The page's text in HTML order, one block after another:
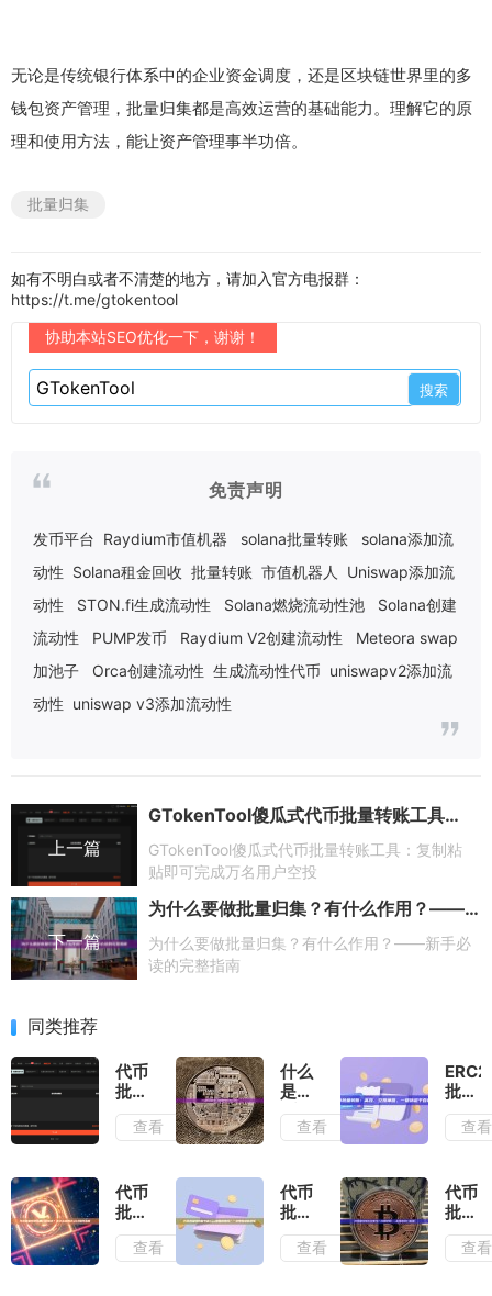
无论是传统银行体系中的企业资金调度，还是区块链世界里的多
钱包资产管理，批量归集都是高效运营的基础能力。理解它的原
理和使用方法，能让资产管理事半功倍。
批量归集
如有不明白或者不清楚的地方，请加入官方电报群：
https://t.me/gtokentool
协助本站SEO优化一下，谢谢！
免责声明
发币平台 Raydium市值机器 solana批量转账
solana添加流
动性 Solana租金回收 批量转账 市值机器人
Uniswap添加流
动性
STON.fi生成流动性 Solana燃烧流动性池
Solana创建
流动性
PUMP发币 Raydium V2创建流动性
Meteora swap
加池子
Orca创建流动性 生成流动性代币 uniswapv2添加流
动性 uniswap v3添加流动性
上一篇
GTokenTool傻瓜式代币批量转账工具：复制粘贴即可完成万名用户空投
GTokenTool傻瓜式代币批量转账工具：复制粘
贴即可完成万名用户空投
下一篇
为什么要做批量归集？有什么作用？——新手必读的完整指南
为什么要做批量归集？有什么作用？——新手必
读的完整指南
同类推荐
代币
批量
转账
交易
搞定
数百
笔转
查看
什么
是代
币批
量转
普通
单笔
转账
有什
查看
批量
转
账：
空投
神
器，
一键
查看
代币
批量
转账
有哪
查看
代币
批量
转账
能节
查看
代币
批量
转账
失败
查看